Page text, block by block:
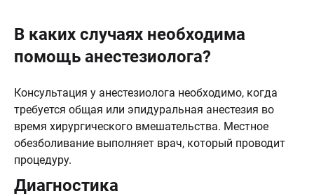
В каких случаях необходима
помощь анестезиолога?
Консультация у анестезиолога необходимо, когда
требуется общая или эпидуральная анестезия во
время хирургического вмешательства. Местное
обезболивание выполняет врач, который проводит
процедуру.
Диагностика